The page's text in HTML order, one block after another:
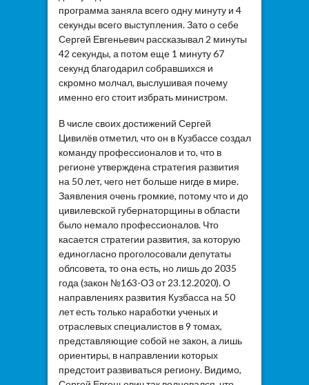
программа заняла всего одну минуту и 4
секунды всего выступления. Зато о себе
Сергей Евгеньевич рассказывал 2 минуты
42 секунды, а потом еще 1 минуту 67
секунд благодарил собравшихся и
скромно молчал, выслушивая почему
именно его стоит избрать министром.
В числе своих достижений Сергей
Цивилёв отметил, что он в Кузбассе создал
команду профессионалов и то, что в
регионе утверждена стратегия развития
на 50 лет, чего нет больше нигде в мире.
Заявления очень громкие, потому что и до
цивилевской губернаторщины в области
было немало профессионалов. Что
касается стратегии развития, за которую
единогласно проголосовали депутаты
облсовета, то она есть, но лишь до 2035
года (закон №163-ОЗ от 23.12.2020). О
направлениях развития Кузбасса на 50
лет есть только наработки ученых и
отраслевых специалистов в 9 томах,
представляющие собой не закон, а лишь
ориентиры, в направлении которых
предстоит развиваться региону. Видимо,